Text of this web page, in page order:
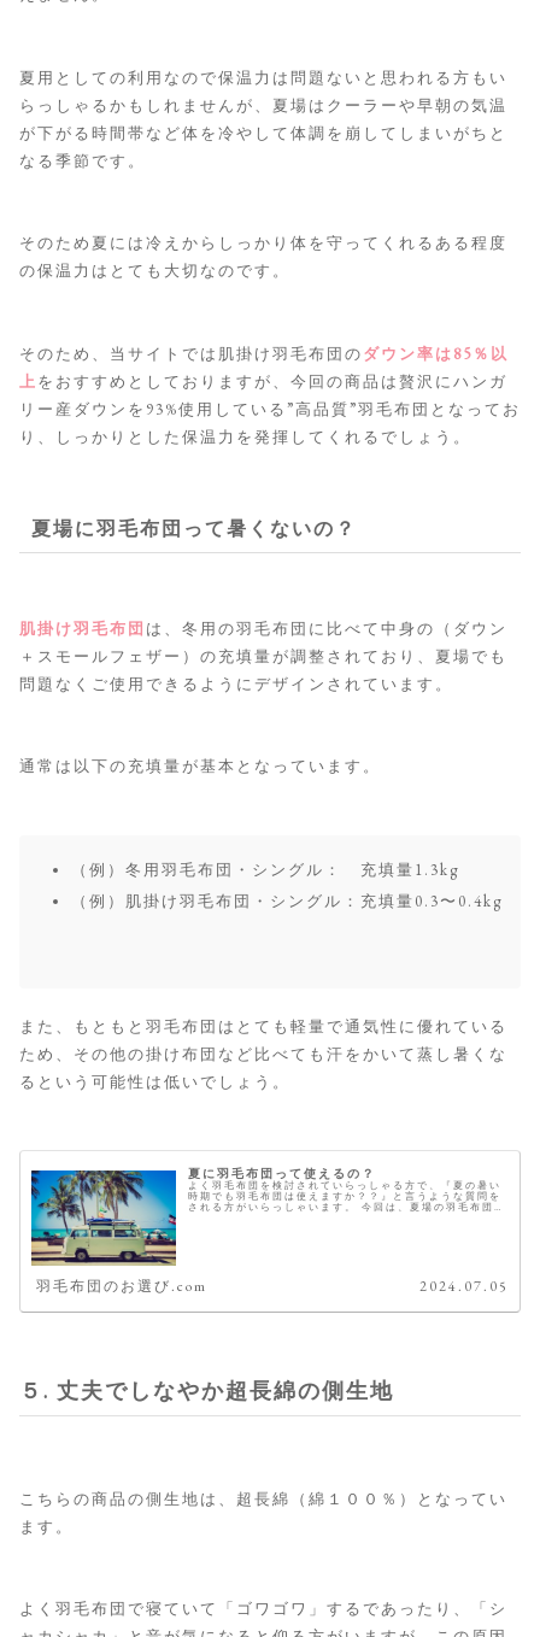
夏用としての利用なので保温力は問題ないと思われる方もい
らっしゃるかもしれませんが、夏場はクーラーや早朝の気温
が下がる時間帯など体を冷やして体調を崩してしまいがちと
なる季節です。
そのため夏には冷えからしっかり体を守ってくれるある程度
の保温力はとても大切なのです。
そのため、当サイトでは肌掛け羽毛布団のダウン率は85％以
上をおすすめとしておりますが、今回の商品は贅沢にハンガ
リー産ダウンを93%使用している”高品質”羽毛布団となってお
り、しっかりとした保温力を発揮してくれるでしょう。
夏場に羽毛布団って暑くないの？
肌掛け羽毛布団 は、冬用の羽毛布団に比べて中身の（ダウン
＋スモールフェザー）の充填量が調整されており、夏場でも
問題なくご使用できるようにデザインされています。
通常は以下の充填量が基本となっています。
（例）冬用羽毛布団・シングル： 充填量1.3kg
（例）肌掛け羽毛布団・シングル：充填量0.3〜0.4kg
また、もともと羽毛布団はとても軽量で通気性に優れている
ため、その他の掛け布団など比べても汗をかいて蒸し暑くな
るという可能性は低いでしょう。
夏に羽毛布団って使えるの？
よく羽毛布団を検討されていらっしゃる方で、『夏の暑い
時期でも羽毛布団は使えますか？？』と言うような質問を
される方がいらっしゃいます。 今回は、夏場の羽毛布団の
羽毛布団のお選び.com 2024.07.05
５. 丈夫でしなやか超長綿の側生地
こちらの商品の側生地は、超長綿（綿１００％）となってい
ます。
よく羽毛布団で寝ていて「ゴワゴワ」するであったり、「シ